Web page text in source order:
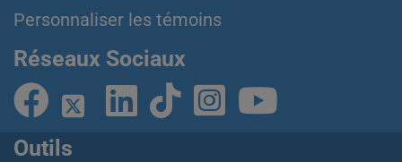
Personnaliser les témoins
Réseaux Sociaux
Outils